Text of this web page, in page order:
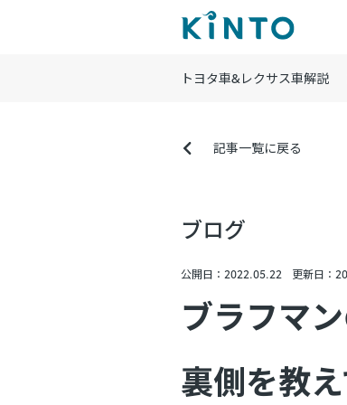
トヨタ車&レクサス車解説
記事一覧に戻る
ブログ
公開日：2022.05.22 更新日：
ブラフマ
裏側を教